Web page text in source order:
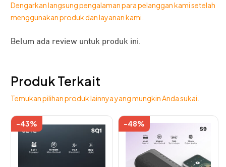
driver lebih besar, dan ketahanan baterai yang tangguh.
Memberikan pengalaman audio terbaik yang ringkas di
Dengarkan langsung pengalaman para pelanggan kami setelah
menggunakan produk dan layanan kami.
Belum ada review untuk produk ini.
Produk Terkait
Temukan pilihan produk lainnya yang mungkin Anda sukai.
-43% -48%